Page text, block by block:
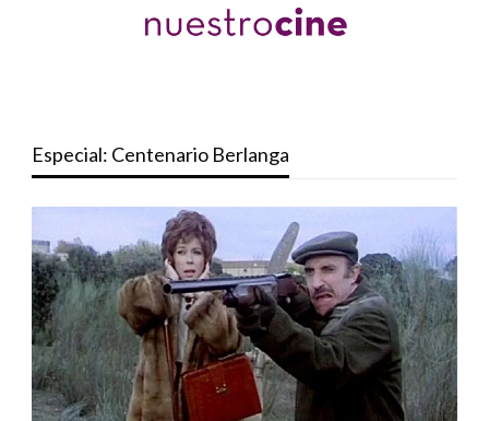
Especial: Centenario Berlanga